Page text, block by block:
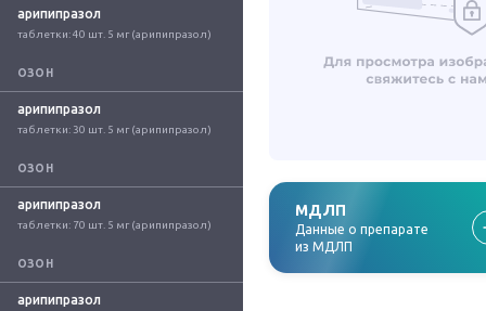
арипипразол
таблетки: 40 шт. 5 мг (арипипразол)
ОЗОН
арипипразол
таблетки: 30 шт. 5 мг (арипипразол)
ОЗОН
арипипразол
таблетки: 70 шт. 5 мг (арипипразол)
ОЗОН
арипипразол
МДЛП
Данные о препарате
из МДЛП